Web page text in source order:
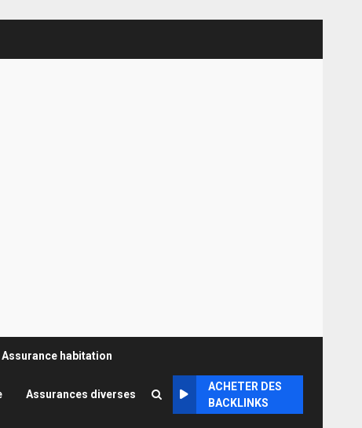
Assurance habitation
Assurances diverses
ACHETER DES
BACKLINKS